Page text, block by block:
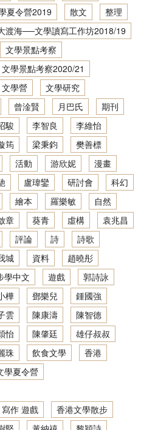
夏令營2019
散文
整理
渡海──文學讀寫工作坊2018/19
文學景點考察
文學景點考察2020/21
文學營
文學研究
曾淦賢 月巴氏
期刊
駿 李智良
李維怡
筠 梁秉鈞
樊善標
活動 游欣妮
漫畫
盧瑋鑾 研討會
科幻
繪本 羅樂敏
自然
章 葵青 虛構
袁兆昌
評論 詩
詩歌
城 資料
趙曉彤
學中文 遊戲
郭詩詠
樺 鄧樂兒
鍾國強
雲 陳康濤
陳智德
怡 陳肇廷
雄仔叔叔
珠 飲食文學
香港
學夏令營
作 遊戲
香港文學散步